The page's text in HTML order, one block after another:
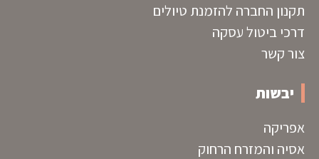
תקנון החברה להזמנת טיולים
דרכי ביטול עסקה
צור קשר
יבשות
אפריקה
אסיה והמזרח הרחוק